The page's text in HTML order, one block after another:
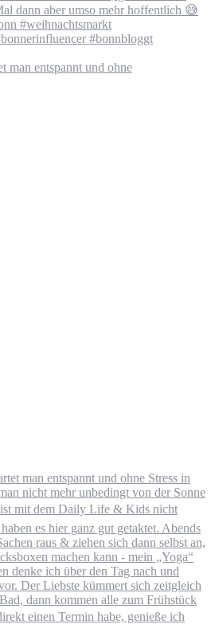
man entspannt und ohne